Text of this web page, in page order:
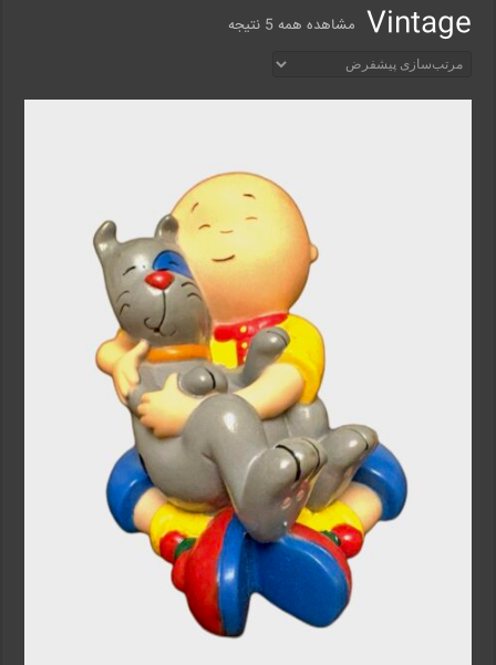
Vintage مشاهده همه 5 نتیجه